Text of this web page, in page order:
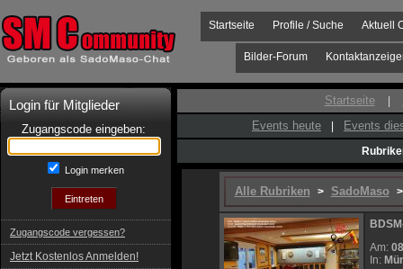
Aktuell
Profile / Suche
Startseite
Bilder-Forum
Login für Mitglieder
Zugangscode eingeben:
Login merken
Zugangscode vergessen?
Jetzt Kostenlos Anmelden!
Startseite
Events heute
Events
Alle Rubriken > SadoMaso
Am:
In: